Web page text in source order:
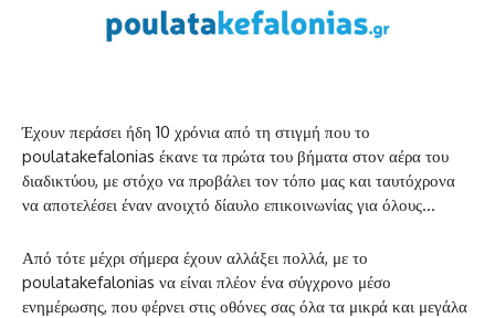
Έχουν περάσει ήδη 10 χρόνια από τη στιγμή που το
poulatakefalonias έκανε τα πρώτα του βήματα στον αέρα του
διαδικτύου, με στόχο να προβάλει τον τόπο μας και ταυτόχρονα
να αποτελέσει έναν ανοιχτό δίαυλο επικοινωνίας για όλους…
Από τότε μέχρι σήμερα έχουν αλλάξει πολλά, με το
poulatakefalonias να είναι πλέον ένα σύγχρονο μέσο
ενημέρωσης, που φέρνει στις οθόνες σας όλα τα μικρά και μεγάλα